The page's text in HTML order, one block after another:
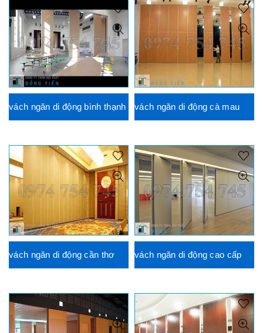
vách ngăn di động bình thạnh vách ngăn di động cà mau
vách ngăn di động cần thơ vách ngăn di động cao cấp